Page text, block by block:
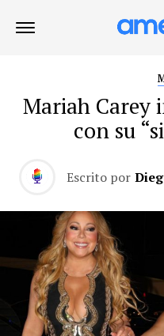
Mariah Carey
con su
Escrito por